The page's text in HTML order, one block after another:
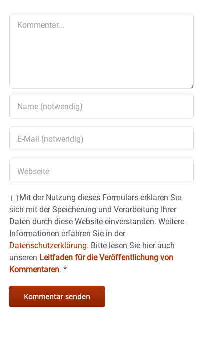
Mit der Nutzung dieses Formulars erklären Sie
sich mit der Speicherung und Verarbeitung Ihrer
Daten durch diese Website einverstanden. Weitere
Informationen erfahren Sie in der
Datenschutzerklärung. Bitte lesen Sie hier auch
unseren Leitfaden für die Veröffentlichung von
Kommentaren. *